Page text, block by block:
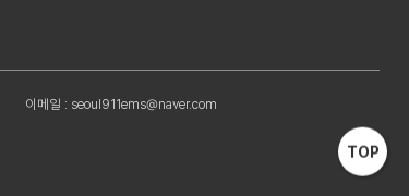
TOP
이메일 : seoul911ems@naver.com